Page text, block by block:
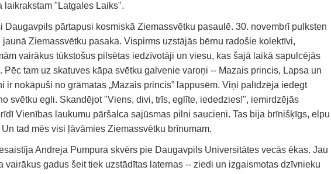
laikrakstam "Latgales Laiks".
Daugavpils pārtapusi kosmiskā Ziemassvētku pasaulē. 30. novembrī pulksten
jaunā Ziemassvētku pasaka. Vispirms uzstājās bērnu radošie kolektīvi,
vairākus tūkstošus pilsētas iedzīvotāji un viesu, kas šajā laikā sapulcējās
Pēc tam uz skatuves kāpa svētku galvenie varoņi -- Mazais princis, Lapsa un
ir nokāpuši no grāmatas „Mazais princis” lappusēm. Viņi palīdzēja iedegt
svētku egli. Skandējot "Viens, divi, trīs, eglīte, iededzies!", iemirdzējās
Vienības laukumu pāršalca sajūsmas pilni saucieni. Tas bija brīnišķīgs, elpu
tad mēs visi ļāvāmies Ziemassvētku brīnumam.
Andreja Pumpura skvērs pie Daugavpils Universitātes vecās ēkas. Jau
vairākus gadus šeit tiek uzstādītas laternas -- ziedi un izgaismotas dzīvnieku